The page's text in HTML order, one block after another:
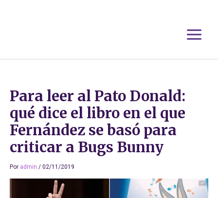
Para leer al Pato Donald:
qué dice el libro en el que
Fernández se basó para
criticar a Bugs Bunny
Por admin / 02/11/2019